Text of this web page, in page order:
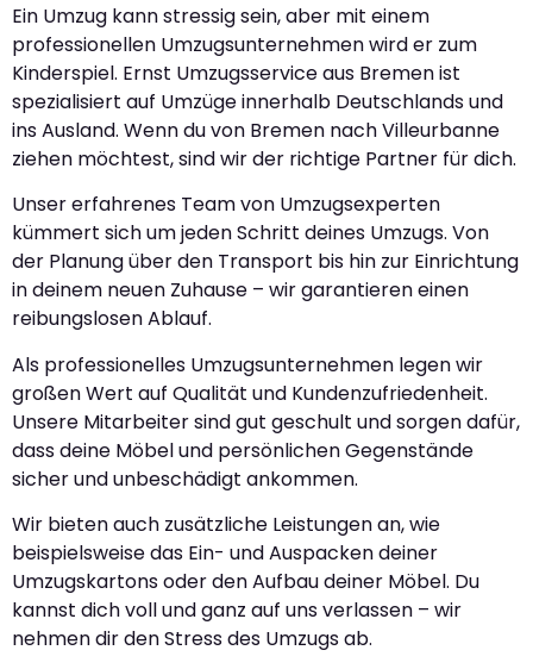
Ein Umzug kann stressig sein, aber mit einem
professionellen Umzugsunternehmen wird er zum
Kinderspiel. Ernst Umzugsservice aus Bremen ist
spezialisiert auf Umzüge innerhalb Deutschlands und
ins Ausland. Wenn du von Bremen nach Villeurbanne
ziehen möchtest, sind wir der richtige Partner für dich.
Unser erfahrenes Team von Umzugsexperten
kümmert sich um jeden Schritt deines Umzugs. Von
der Planung über den Transport bis hin zur Einrichtung
in deinem neuen Zuhause – wir garantieren einen
reibungslosen Ablauf.
Als professionelles Umzugsunternehmen legen wir
großen Wert auf Qualität und Kundenzufriedenheit.
Unsere Mitarbeiter sind gut geschult und sorgen dafür,
dass deine Möbel und persönlichen Gegenstände
sicher und unbeschädigt ankommen.
Wir bieten auch zusätzliche Leistungen an, wie
beispielsweise das Ein- und Auspacken deiner
Umzugskartons oder den Aufbau deiner Möbel. Du
kannst dich voll und ganz auf uns verlassen – wir
nehmen dir den Stress des Umzugs ab.